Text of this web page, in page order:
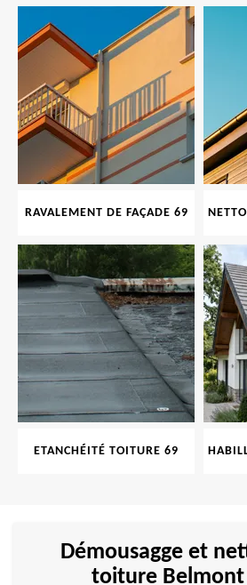
RAVALEMENT DE FAÇADE 69
ETANCHÉITÉ TOITURE 69
Démousagge et
toiture Belmont